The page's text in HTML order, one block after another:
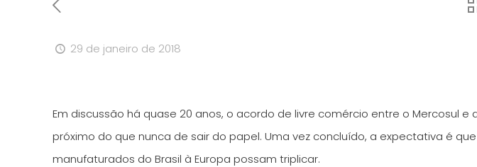
29 de janeiro de 2018
Em discussão há quase 20 anos, o acordo de livre comércio entre o Mercosul e
próximo do que nunca de sair do papel. Uma vez concluído, a expectativa é
manufaturados do Brasil à Europa possam triplicar.